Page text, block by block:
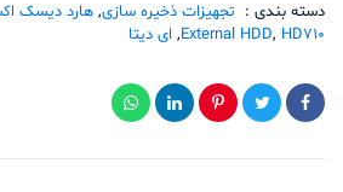
دسته بندی : تجهیزات ذخیره سازی, هارد دیسک
External HDD, HD710
, ای دیتا